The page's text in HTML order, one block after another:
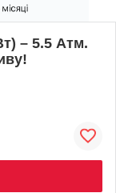
– 5.5 Атм.